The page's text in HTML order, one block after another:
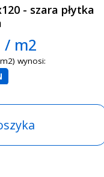
- szara płytka
/ m2
wynosi: